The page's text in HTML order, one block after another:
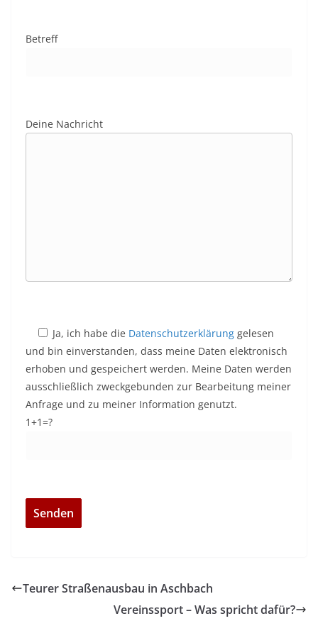
Betreff
Deine Nachricht
Ja, ich habe die Datenschutzerklärung gelesen
und bin einverstanden, dass meine Daten elektronisch
erhoben und gespeichert werden. Meine Daten werden
ausschließlich zweckgebunden zur Bearbeitung meiner
Anfrage und zu meiner Information genutzt.
1+1=?
Teurer Straßenausbau in Aschbach
Vereinssport – Was spricht dafür?